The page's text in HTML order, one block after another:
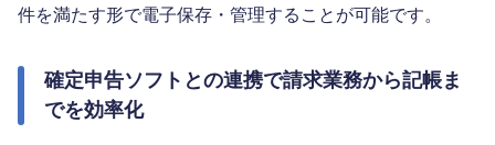
件を満たす形で電子保存・管理することが可能です。
確定申告ソフトとの連携で請求業務から記帳ま
でを効率化